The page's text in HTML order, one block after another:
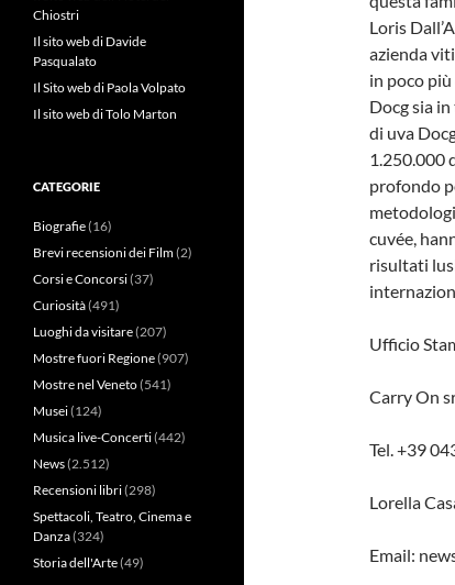
Loris
azienda
in poco
Docg sia
di uva
1.250.000
profondo
cuvée,
risultati
Ufficio
Carry On
Tel. +39
Lorella
Email:
Chiostri
Il sito web di Davide
Pasqualato
Il Sito web di Paola Volpato
Il sito web di Tolo Marton
CATEGORIE
Biografie(16)
Brevi recensioni dei Film(2)
Corsi e Concorsi(37)
Curiosità(491)
Luoghi da visitare(207)
Mostre fuori Regione(907)
Mostre nel Veneto(541)
Musei(124)
Musica live-Concerti(442)
News(2.512)
Recensioni libri(298)
Spettacoli, Teatro, Cinema e
Danza(324)
Storia dell'Arte(49)